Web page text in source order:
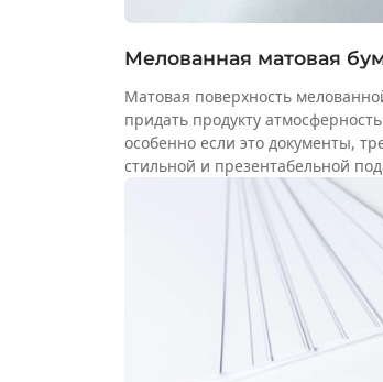
Мелованная матовая
Матовая поверхность
придать продукту
особенно если это документы,
стильной и презентабельной